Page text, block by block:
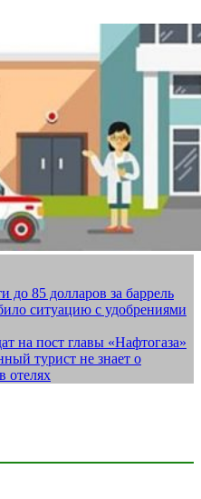
до 85 долларов за баррель
ситуацию с удобрениями
на пост главы «Нафтогаза»
турист не знает о
отелях